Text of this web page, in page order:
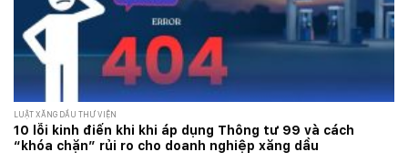
LUẬT XĂNG DẦU THƯ VIỆN
10 lỗi kinh điển khi khi áp dụng Thông tư 99 và cách
“khóa chặn” rủi ro cho doanh nghiệp xăng dầu